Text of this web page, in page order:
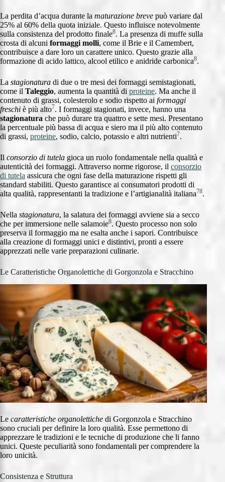
La perdita d’acqua durante la maturazione breve può variare dal
25% al 60% della quota iniziale. Questo influisce notevolmente
sulla consistenza del prodotto finale8. La presenza di muffe sulla
crosta di alcuni formaggi molli, come il Brie e il Camembert,
contribuisce a dare loro un carattere unico. Questo grazie alla
formazione di acido lattico, alcool etilico e anidride carbonica8.
La stagionatura di due o tre mesi dei formaggi semistagionati,
come il Taleggio, aumenta la quantità di proteine. Ma anche il
contenuto di grassi, colesterolo e sodio rispetto ai formaggi
freschi è più alto7. I formaggi stagionati, invece, hanno una
stagionatura che può durare tra quattro e sette mesi. Presentano
la percentuale più bassa di acqua e siero ma il più alto contenuto
di grassi, proteine, sodio, calcio, potassio e altri nutrienti7.
Il consorzio di tutela gioca un ruolo fondamentale nella qualità e
autenticità dei formaggi. Attraverso norme rigorose, il consorzio
di tutela assicura che ogni fase della maturazione rispetti gli
standard stabiliti. Questo garantisce ai consumatori prodotti di
alta qualità, rappresentanti la tradizione e l’artigianalità italiana78.
Nella stagionatura, la salatura dei formaggi avviene sia a secco
che per immersione nelle salamoie8. Questo processo non solo
preserva il formaggio ma ne esalta anche i sapori. Contribuisce
alla creazione di formaggi unici e distintivi, pronti a essere
apprezzati nelle varie preparazioni culinarie.
Le Caratteristiche Organolettiche di Gorgonzola e Stracchino
Le caratteristiche organolettiche di Gorgonzola e Stracchino
sono cruciali per definire la loro qualità. Esse permettono di
apprezzare le tradizioni e le tecniche di produzione che li fanno
unici. Queste peculiarità sono fondamentali per comprendere la
loro unicità.
Consistenza e Struttura